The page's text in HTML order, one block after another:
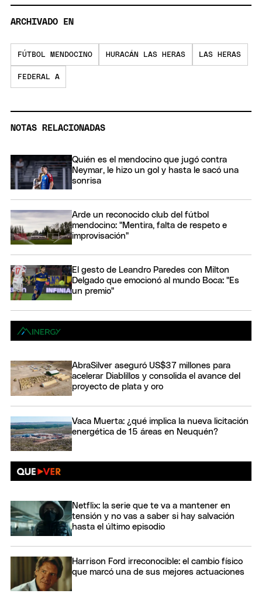
ARCHIVADO EN
FÚTBOL MENDOCINO HURACÁN LAS HERAS LAS HERAS
FEDERAL A
NOTAS RELACIONADAS
Quién es el mendocino que jugó contra
Neymar, le hizo un gol y hasta le sacó una
sonrisa
Arde un reconocido club del fútbol
mendocino: "Mentira, falta de respeto e
improvisación"
El gesto de Leandro Paredes con Milton
Delgado que emocionó al mundo Boca: "Es
un premio"
AbraSilver aseguró US$37 millones para
acelerar Diablillos y consolida el avance del
proyecto de plata y oro
Vaca Muerta: ¿qué implica la nueva licitación
energética de 15 áreas en Neuquén?
Netflix: la serie que te va a mantener en
tensión y no vas a saber si hay salvación
hasta el último episodio
Harrison Ford irreconocible: el cambio físico
que marcó una de sus mejores actuaciones